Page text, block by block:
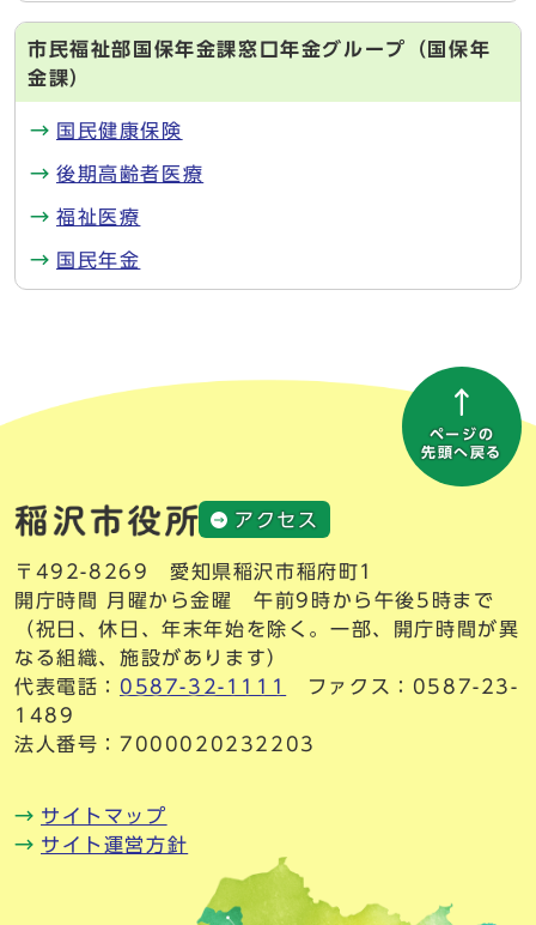
市民福祉部国保年金課窓口年金グループ（国保年
金課）
国民健康保険
後期高齢者医療
福祉医療
国民年金
ページの
先頭へ戻る
アクセス
〒492-8269 愛知県稲沢市稲府町1
開庁時間 月曜から金曜 午前9時から午後5時まで
（祝日、休日、年末年始を除く。一部、開庁時間が異
なる組織、施設があります）
代表電話： 0587-32-1111
ファクス：0587-23-
1489
法人番号：7000020232203
サイトマップ
サイト運営方針